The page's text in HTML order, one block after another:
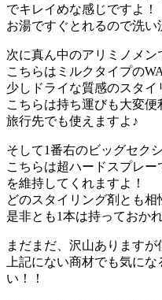
でキレイめな感じですよ！
お湯ですぐとれるので洗い
次に真ん中のアリミノメン
こちらはミルクタイプの
少しドライな質感のスタイ
こちらは持ち運びも大変便
旅行先でも使えますよ♪
そして1番右のビッグセク
こちらは超ハードスプレ
を維持してくれますよ！
どのスタイリング剤とも相
是非とも1本は持っておか
まだまだ、沢山ありますが
上記にない商材でも気に
い！！